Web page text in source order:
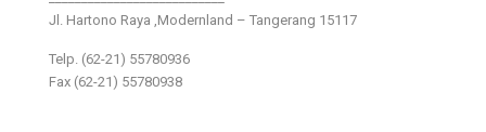
Jl. Hartono Raya ,Modernland – Tangerang 15117
Telp. (62-21) 55780936
Fax (62-21) 55780938